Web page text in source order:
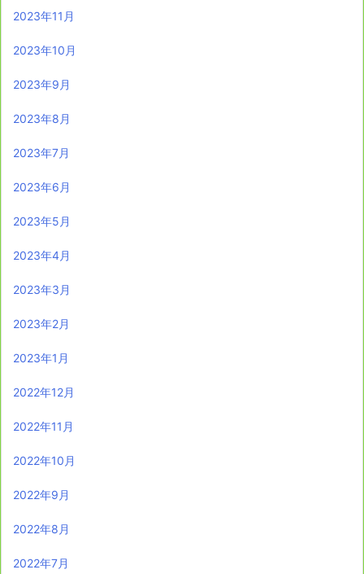
2023年11月
2023年10月
2023年9月
2023年8月
2023年7月
2023年6月
2023年5月
2023年4月
2023年3月
2023年2月
2023年1月
2022年12月
2022年11月
2022年10月
2022年9月
2022年8月
2022年7月